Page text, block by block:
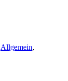
Allgemein,